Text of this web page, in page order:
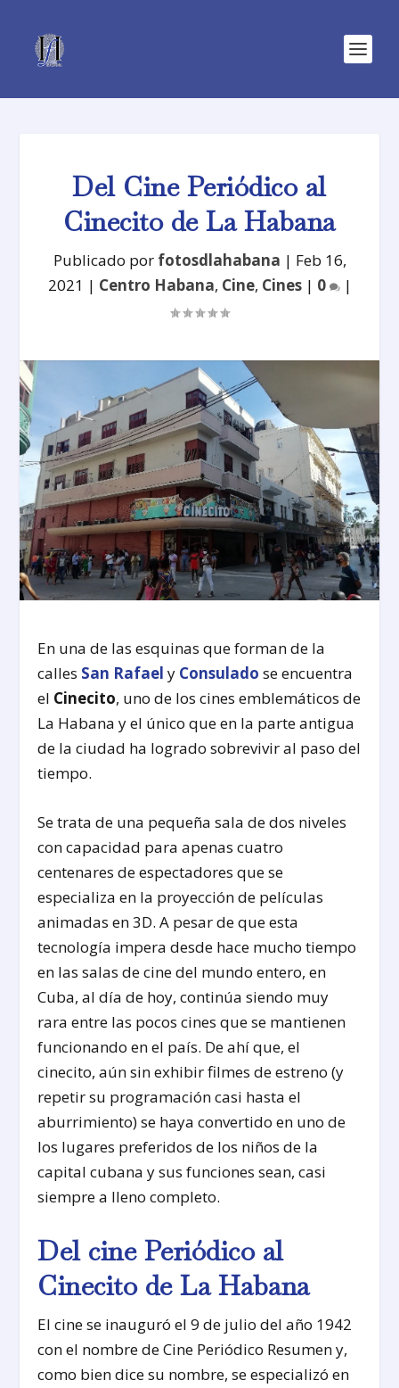
Del Cine Periódico al
Cinecito de La Habana
Publicado por fotosdlahabana | Feb 16,
2021 | Centro Habana, Cine, Cines| 0 |
En una de las esquinas que forman de la
calles San Rafael y Consuladose encuentra
el Cinecito, uno de los cines emblemáticos de
La Habana y el único que en la parte antigua
de la ciudad ha logrado sobrevivir al paso del
tiempo.
Se trata de una pequeña sala de dos niveles
con capacidad para apenas cuatro
centenares de espectadores que se
especializa en la proyección de películas
animadas en 3D. A pesar de que esta
tecnología impera desde hace mucho tiempo
en las salas de cine del mundo entero, en
Cuba, al día de hoy, continúa siendo muy
rara entre las pocos cines que se mantienen
funcionando en el país. De ahí que, el
cinecito, aún sin exhibir filmes de estreno (y
repetir su programación casi hasta el
aburrimiento) se haya convertido en uno de
los lugares preferidos de los niños de la
capital cubana y sus funciones sean, casi
siempre a lleno completo.
Del cine Periódico al
Cinecito de La Habana
El cine se inauguró el 9 de julio del año 1942
con el nombre de Cine Periódico Resumen y,
como bien dice su nombre, se especializó en